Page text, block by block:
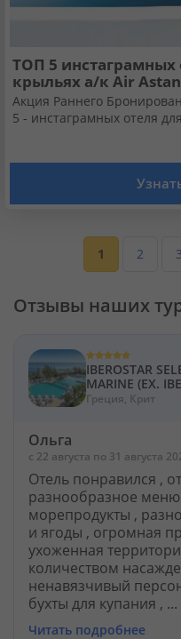
ТОП 5 инстаграмных
крыльях а/к Air
Акция Раннего
5 - инстаграмных отеля
1 2 3
Отзывы наших
IBEROSTAR
MARINE (EX.
MARINE) 5*
Греция, Крит
Ольга
c 22 августа по 31 августа
Отель понравился ,
разнообразное
морепродукты ,
и ягоды , огромная
ухоженная
количеством
ненавязчивый
бухты для купания , ...
Читать подробнее